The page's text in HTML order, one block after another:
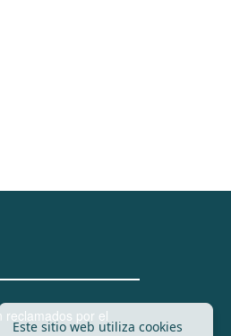
reclamados por el
Este sitio web utiliza cookies